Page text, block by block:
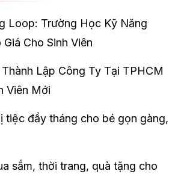
Loop: Trường Học Kỹ Năng
Giá Cho Sinh Viên
Lập Công Ty Tại TPHCM
Viên Mới
tiệc đầy tháng cho bé gọn gàng,
sắm, thời trang, quà tặng cho